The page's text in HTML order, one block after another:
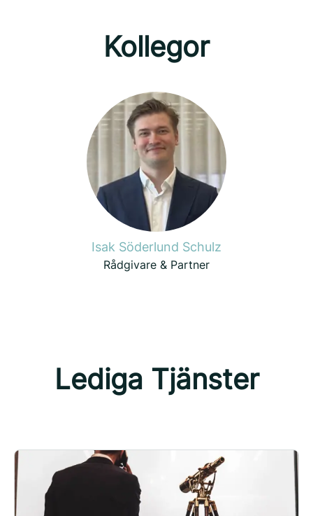
Kollegor
Isak Söderlund Schulz
Rådgivare & Partner
Lediga Tjänster